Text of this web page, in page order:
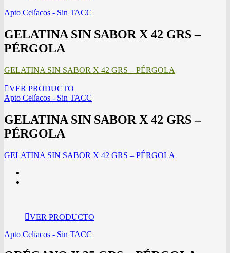
Apto Celíacos - Sin TACC
GELATINA SIN SABOR X 42 GRS –
PÉRGOLA
GELATINA SIN SABOR X 42 GRS – PÉRGOLA
VER PRODUCTO
Apto Celíacos - Sin TACC
GELATINA SIN SABOR X 42 GRS –
PÉRGOLA
GELATINA SIN SABOR X 42 GRS – PÉRGOLA
VER PRODUCTO
Apto Celíacos - Sin TACC